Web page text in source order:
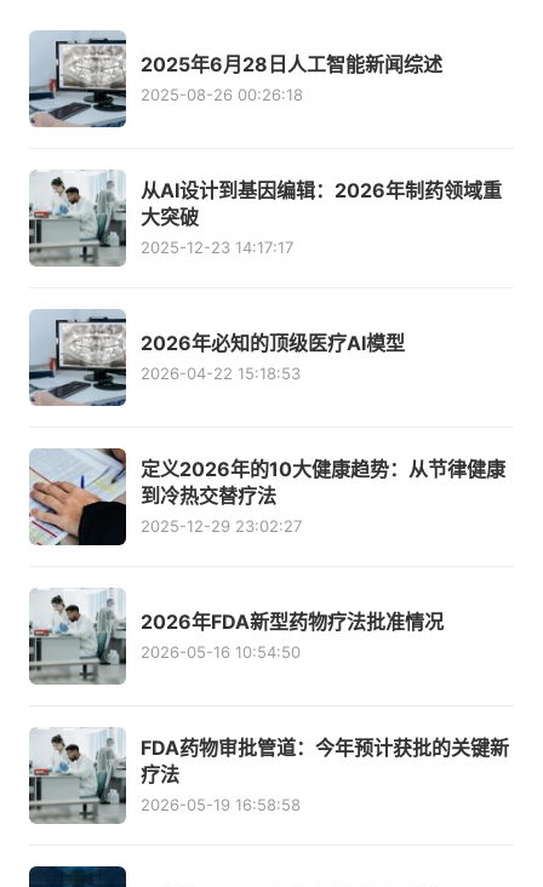
2025年6月28日人工智能新闻综述
2025-08-26 00:26:18
从AI设计到基因编辑：2026年制药领域重
大突破
2025-12-23 14:17:17
2026年必知的顶级医疗AI模型
2026-04-22 15:18:53
定义2026年的10大健康趋势：从节律健康
到冷热交替疗法
2025-12-29 23:02:27
2026年FDA新型药物疗法批准情况
2026-05-16 10:54:50
FDA药物审批管道：今年预计获批的关键新
疗法
2026-05-19 16:58:58